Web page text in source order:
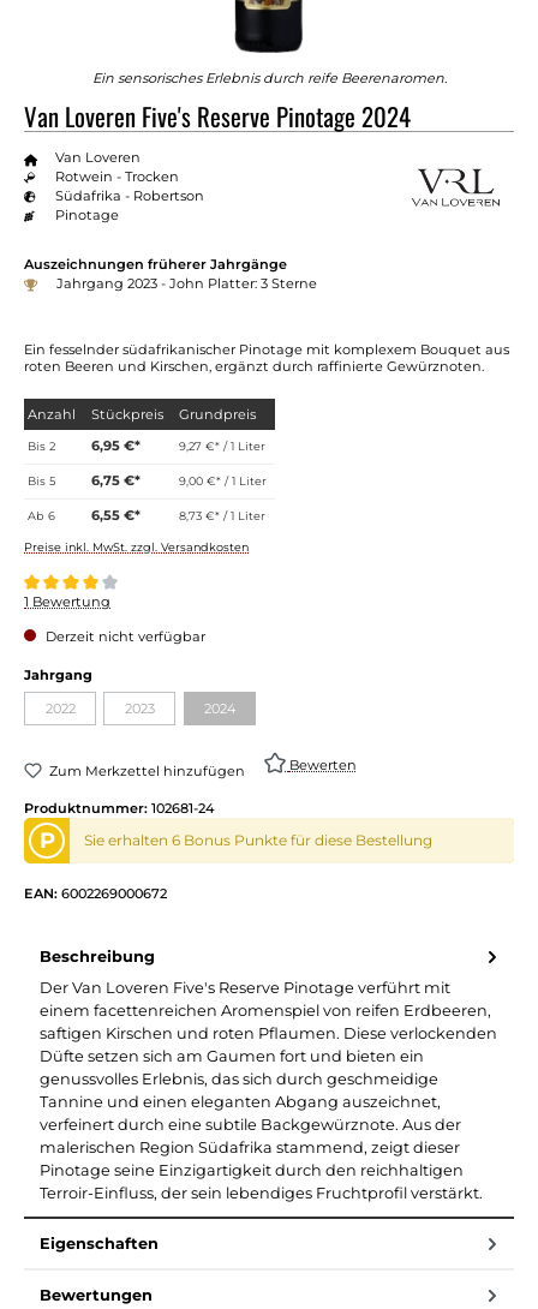
Ein sensorisches Erlebnis durch reife Beerenaromen.
Van Loveren Five's Reserve Pinotage 2024
Van Loveren
Rotwein - Trocken
Südafrika - Robertson
Pinotage
Auszeichnungen früherer Jahrgänge
Jahrgang 2023 - John Platter: 3 Sterne
Ein fesselnder südafrikanischer Pinotage mit komplexem Bouquet aus
roten Beeren und Kirschen, ergänzt durch raffinierte Gewürznoten.
Anzahl Stückpreis Grundpreis
Bis2 6,95 €* 9,27 €* / 1 Liter
Bis5 6,75 €* 9,00 €* / 1 Liter
Ab6 6,55 €* 8,73 €* / 1 Liter
Preise inkl. MwSt. zzgl. Versandkosten
Durchschnittliche Bewertung von 4 von 5 Sternen
1 Bewertung
Derzeit nicht verfügbar
Jahrgang
2022 2023 2024
Zum Merkzettel hinzufügen Bewerten
Produktnummer: 102681-24
P Sie erhalten 6 Bonus Punkte für diese Bestellung
EAN: 6002269000672
Beschreibung
Der Van Loveren Five's Reserve Pinotage verführt mit
einem facettenreichen Aromenspiel von reifen Erdbeeren,
saftigen Kirschen und roten Pflaumen. Diese verlockenden
Düfte setzen sich am Gaumen fort und bieten ein
genussvolles Erlebnis, das sich durch geschmeidige
Tannine und einen eleganten Abgang auszeichnet,
verfeinert durch eine subtile Backgewürznote. Aus der
malerischen Region Südafrika stammend, zeigt dieser
Pinotage seine Einzigartigkeit durch den reichhaltigen
Terroir-Einfluss, der sein lebendiges Fruchtprofil verstärkt.
Eigenschaften
Bewertungen